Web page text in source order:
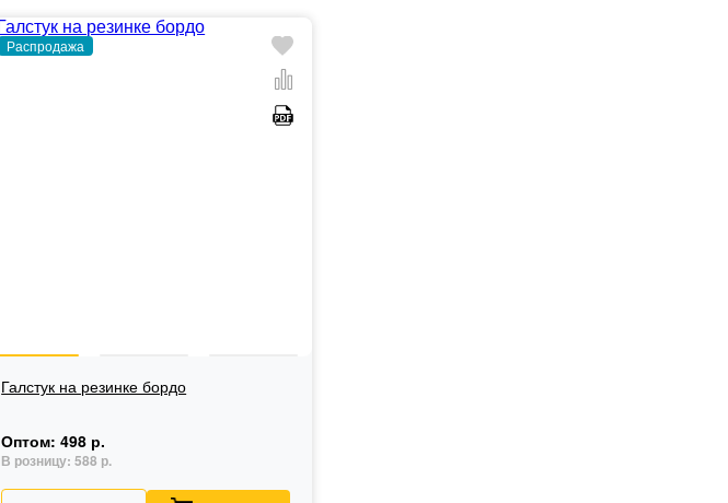
Распродажа
Галстук на резинке бордо
Оптом:498 р.
В розницу:588 р.